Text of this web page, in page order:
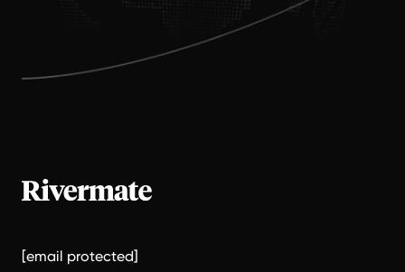
[email protected]